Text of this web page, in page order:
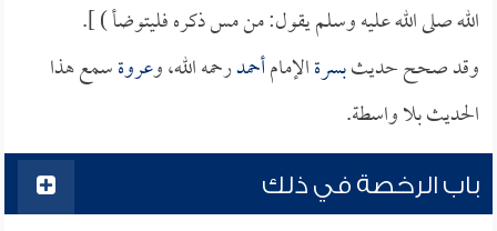
الله صلى الله عليه وسلم يقول: من مس ذكره فليتوضأ ) ].
وقد صحح حديثبسرةالإمامأحمدرحمه الله، وعروةسمع هذا
الحديث بلا واسطة.
باب الرخصة في ذلك